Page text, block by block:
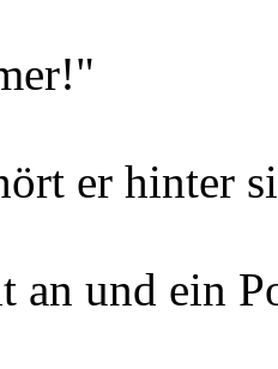
er hinter
an und ein